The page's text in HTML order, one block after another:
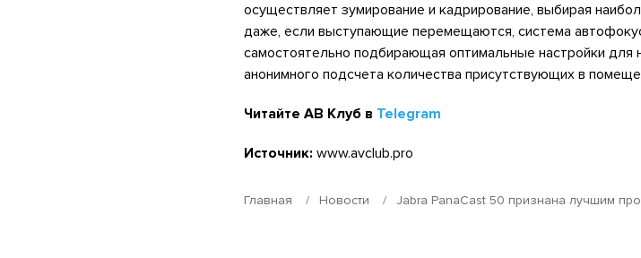
осуществляет зумирование и кадрирование, выбирая
даже, если выступающие перемещаются, система
самостоятельно подбирающая оптимальные настройки для
анонимного подсчета количества присутствующих в
Читайте АВ Клуб в Telegram
Источник: www.avclub.pro
Главная Новости Jabra PanaCast 50 признана лучшим